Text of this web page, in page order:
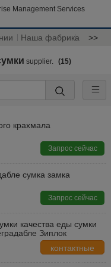
Management Services
Наша фабрика >>
supplier. (15)
крахмала
Запрос сейчас
сумка замка
Запрос сейчас
качества еды сумки
Зиплок
контактные